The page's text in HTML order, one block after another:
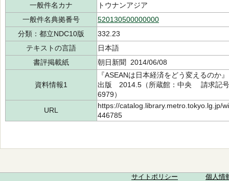
一般件名カナ
トウナンアジア
一般件名典拠番号
520130500000000
分類：都立NDC10版
332.23
テキストの言語
日本語
書評掲載紙
朝日新聞 2014/06/08
資料情報1
『ASEANは日本経済をどう変えるの
出版 2014.5（所蔵館：中央 請求記
6979）
URL
https://catalog.library.metro.tokyo.lg.jp/
446785
サイトポリシー 個人情